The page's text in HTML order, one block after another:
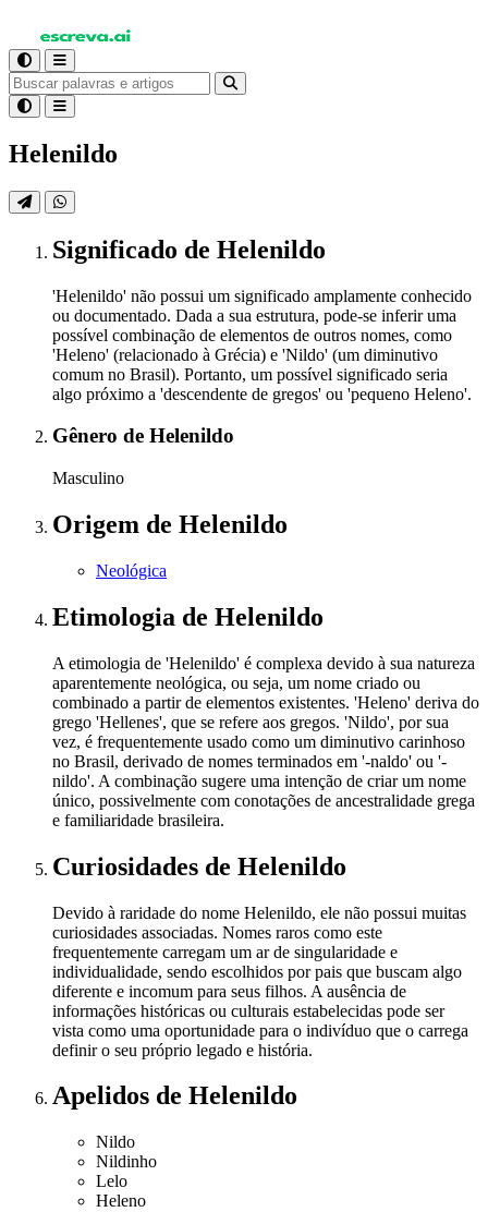
Helenildo
Significado de Helenildo
'Helenildo' não possui um significado amplamente conhecido
ou documentado. Dada a sua estrutura, pode-se inferir uma
possível combinação de elementos de outros nomes, como
'Heleno' (relacionado à Grécia) e 'Nildo' (um diminutivo
comum no Brasil). Portanto, um possível significado seria
algo próximo a 'descendente de gregos' ou 'pequeno Heleno'.
Gênero de Helenildo
Masculino
Origem de Helenildo
Neológica
Etimologia de Helenildo
A etimologia de 'Helenildo' é complexa devido à sua natureza
aparentemente neológica, ou seja, um nome criado ou
combinado a partir de elementos existentes. 'Heleno' deriva do
grego 'Hellenes', que se refere aos gregos. 'Nildo', por sua
vez, é frequentemente usado como um diminutivo carinhoso
no Brasil, derivado de nomes terminados em '-naldo' ou '-
nildo'. A combinação sugere uma intenção de criar um nome
único, possivelmente com conotações de ancestralidade grega
e familiaridade brasileira.
Curiosidades de Helenildo
Devido à raridade do nome Helenildo, ele não possui muitas
curiosidades associadas. Nomes raros como este
frequentemente carregam um ar de singularidade e
individualidade, sendo escolhidos por pais que buscam algo
diferente e incomum para seus filhos. A ausência de
informações históricas ou culturais estabelecidas pode ser
vista como uma oportunidade para o indivíduo que o carrega
definir o seu próprio legado e história.
Apelidos de Helenildo
Nildo
Nildinho
Lelo
Heleno